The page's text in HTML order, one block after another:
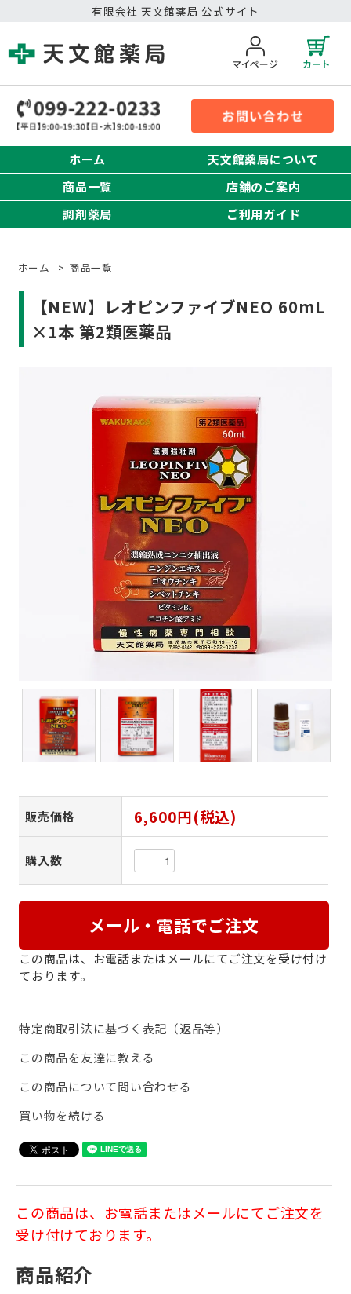
有限会社 天文館薬局 公式サイト
ホーム
天文館薬局について
商品一覧
店舗のご案内
調剤薬局
ご利用ガイド
ホーム > 商品一覧
【NEW】レオピンファイブNEO 60mL
×1本 第2類医薬品
販売価格 6,600円(税込)
購入数
メール・電話でご注文
この商品は、お電話またはメールにてご注文を受け付け
ております。
特定商取引法に基づく表記（返品等）
この商品を友達に教える
この商品について問い合わせる
買い物を続ける
この商品は、お電話またはメールにてご注文を
受け付けております。
商品紹介